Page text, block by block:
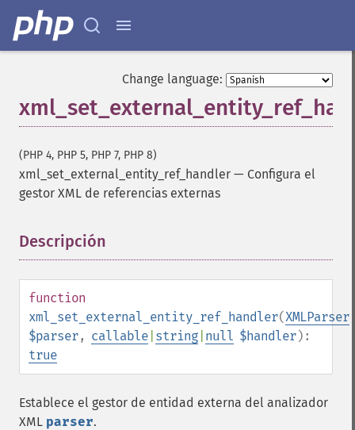
Change language:
(PHP 4, PHP 5, PHP 7, PHP 8)
xml_set_external_entity_ref_handler — Configura el
gestor XML de referencias externas
Descripción
function
xml_set_external_entity_ref_handler(XMLParser
$parser, callable string null $handler):
true
Establece el gestor de entidad externa del analizador
XML parser.